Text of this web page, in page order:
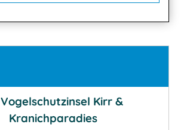
Vogelschutzinsel Kirr &
Kranichparadies